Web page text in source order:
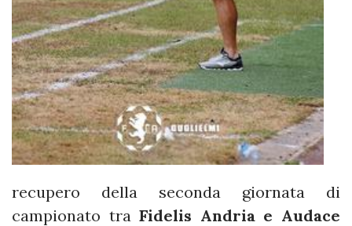
recupero della seconda giornata di
campionato traFidelis Andria e Audace